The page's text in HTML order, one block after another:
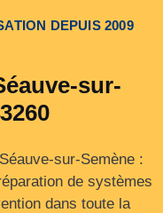
DEPUIS 2009
sur-
sur-Semène :
de systèmes
dans toute la